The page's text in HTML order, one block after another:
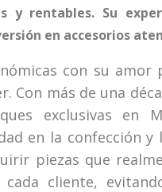
y rentables. Su
en accesorios
con su
Con más de una
exclusivas en
en la confección y
piezas que
cliente,